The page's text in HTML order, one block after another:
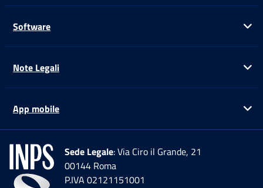
Software
Note Legali
App mobile
Sede Legale: Via Ciro il Grande, 21
00144 Roma
P.IVA 02121151001